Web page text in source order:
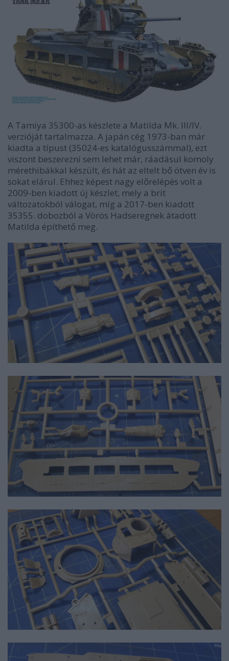
A Tamiya 35300-as készlete a Matilda Mk. III/IV.
verzióját tartalmazza. A japán cég 1973-ban már
kiadta a típust (35024-es katalógusszámmal), ezt
viszont beszerezni sem lehet már, ráadásul komoly
mérethibákkal készült, és hát az eltelt bő ötven év is
sokat elárul. Ehhez képest nagy előrelépés volt a
2009-ben kiadott új készlet, mely a brit
változatokból válogat, míg a 2017-ben kiadott
35355. dobozból a Vörös Hadseregnek átadott
Matilda építhető meg.